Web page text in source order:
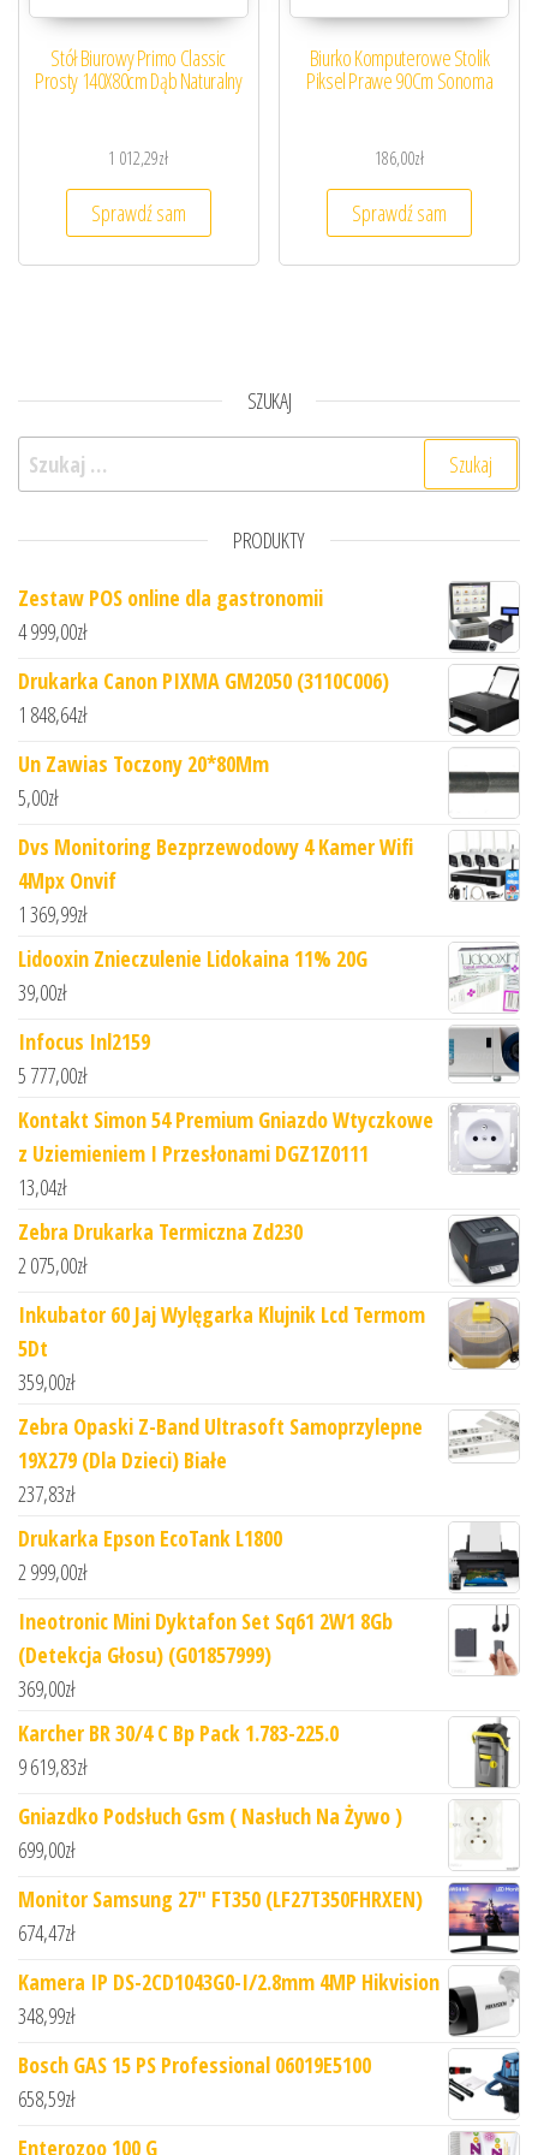
Stół Biurowy Primo Classic
Prosty 140X80cm Dąb Naturalny
1 012,29zł
Sprawdź sam
Biurko Komputerowe Stolik
Piksel Prawe 90Cm Sonoma
186,00zł
Sprawdź sam
SZUKAJ
Szukaj:
PRODUKTY
Zestaw POS online dla gastronomii
4 999,00zł
Drukarka Canon PIXMA GM2050 (3110C006)
1 848,64zł
Un Zawias Toczony 20*80Mm
5,00zł
Dvs Monitoring Bezprzewodowy 4 Kamer Wifi
4Mpx Onvif
1 369,99zł
Lidooxin Znieczulenie Lidokaina 11% 20G
39,00zł
Infocus Inl2159
5 777,00zł
Kontakt Simon 54 Premium Gniazdo Wtyczkowe
z Uziemieniem I Przesłonami DGZ1Z0111
13,04zł
Zebra Drukarka Termiczna Zd230
2 075,00zł
Inkubator 60 Jaj Wylęgarka Klujnik Lcd Termom
5Dt
359,00zł
Zebra Opaski Z-Band Ultrasoft Samoprzylepne
19X279 (Dla Dzieci) Białe
237,83zł
Drukarka Epson EcoTank L1800
2 999,00zł
Ineotronic Mini Dyktafon Set Sq61 2W1 8Gb
(Detekcja Głosu) (G01857999)
369,00zł
Karcher BR 30/4 C Bp Pack 1.783-225.0
9 619,83zł
Gniazdko Podsłuch Gsm ( Nasłuch Na Żywo )
699,00zł
Monitor Samsung 27" FT350 (LF27T350FHRXEN)
674,47zł
Kamera IP DS-2CD1043G0-I/2.8mm 4MP Hikvision
348,99zł
Bosch GAS 15 PS Professional 06019E5100
658,59zł
Enterozoo 100 G